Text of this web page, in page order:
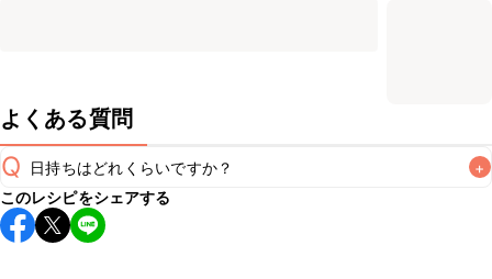
よくある質問
Q 日持ちはどれくらいですか？ +
保存期間は冷蔵で翌日中が目安です。なるべくお早めにお召
し上がりください。
このレシピをシェアする